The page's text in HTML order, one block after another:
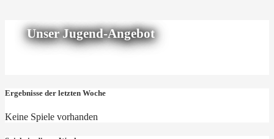
Unser Jugend-Angebot
Ergebnisse der letzten Woche
Keine Spiele vorhanden